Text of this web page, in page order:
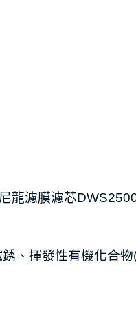
龍濾膜濾芯
、揮發性有機化合